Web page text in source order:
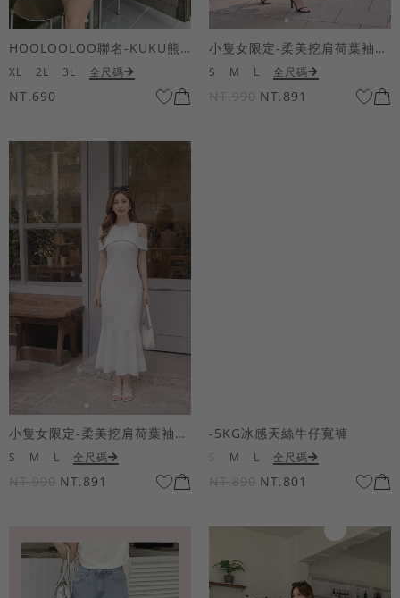
HOOLOOLOO聯名-KUKU熊蝴蝶結短袖上衣
XL 2L 3L 全尺碼
NT.690
小隻女限定-柔美挖肩荷葉袖魚尾長洋裝
S M L 全尺碼
NT.990 NT.891
小隻女限定-柔美挖肩荷葉袖魚尾長洋裝
S M L 全尺碼
NT.990 NT.891
-5KG冰感天絲牛仔寬褲
M L 全尺碼
NT.890 NT.801